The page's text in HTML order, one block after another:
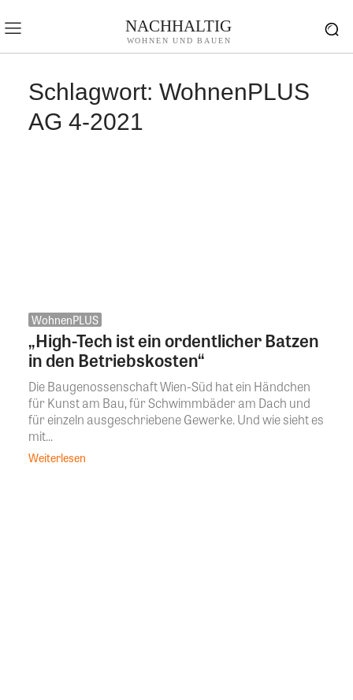
NACHHALTIG
WOHNEN UND BAUEN
Schlagwort: WohnenPLUS
AG 4-2021
WohnenPLUS
„High-Tech ist ein ordentlicher Batzen
in den Betriebskosten“
Die Baugenossenschaft Wien-Süd hat ein Händchen
für Kunst am Bau, für Schwimmbäder am Dach und
für einzeln ausgeschriebene Gewerke. Und wie sieht es
mit...
Weiterlesen